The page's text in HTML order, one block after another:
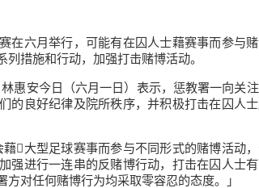
六月举行，可能有在囚人士藉赛事而参与
措施和行动，加强打击赌博活动。
惠安今日（六月一日）表示，惩教署一向关
的良好纪律及院所秩序，并积极打击在囚人
大型足球赛事而参与不同形式的赌博活动
强进行一连串的反赌博行动，打击在囚人士
对任何赌博行为均采取零容忍的态度。」